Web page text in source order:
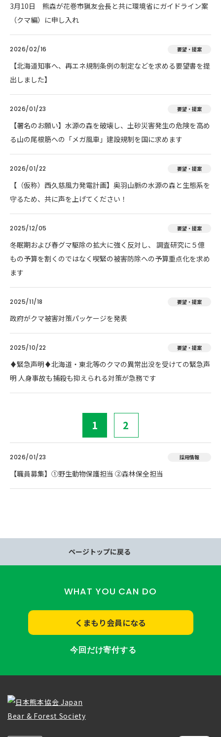
3月10日 熊森が花巻市猟友会長と共に環境省にガイドライン案
（クマ編）に申し入れ
2026/02/16 要望・提案
【北海道知事へ、再エネ規制条例の制定などを求める要望書を提
出しました】
2026/01/23 要望・提案
【署名のお願い】水源の森を破壊し、土砂災害発生の危険を高め
る山の尾根筋への「メガ風車」建設規制を国に求めます
2026/01/22 要望・提案
【（仮称）西久慈風力発電計画】奥羽山脈の水源の森と生態系を
守るため、共に声を上げてください！
2025/12/05 要望・提案
冬眠期および春グマ駆除の拡大に強く反対し、 調査研究に５億
もの予算を割くのではなく喫緊の被害防除への予算重点化を求め
ます
2025/11/18 要望・提案
政府がクマ被害対策パッケージを発表
2025/10/22 要望・提案
♦️緊急声明♦️北海道・東北等のクマの異常出没を受けての緊急声
明 人身事故も捕殺も抑えられる対策が急務です
1 2
2026/01/23 採用情報
【職員募集】①野生動物保護担当 ②森林保全担当
ページトップに戻る
WHAT YOU CAN DO
くまもり会員になる
今回だけ寄付する